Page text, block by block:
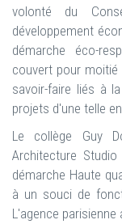
volonté du
développement
démarche éco-
couvert pour
savoir-faire liés à
projets d'une telle
Le collège Guy
Architecture
démarche Haute
à un souci de
L'agence